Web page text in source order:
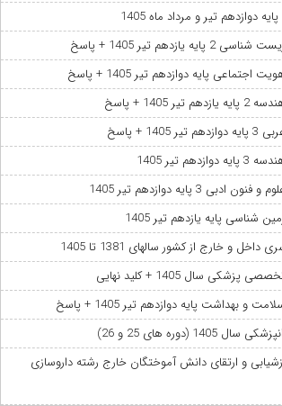
دوازدهم تیر و مرداد ماه 1405
یازدهم تیر 1405 + پاسخ
پایه دوازدهم تیر 1405 + پاسخ
1405 + پاسخ
+ پاسخ
تیر 1405
3 پایه دوازدهم تیر 1405
شناسی پایه یازدهم تیر 1405
و خارج از کشور سالهای 1381 تا 1405
سال 1405 + کلید نهایی
و بهداشت پایه دوازدهم تیر 1405 + پاسخ
(دوره های 25 و 26)
و ارتقای دانش آموختگان خارج رشته داروسازی